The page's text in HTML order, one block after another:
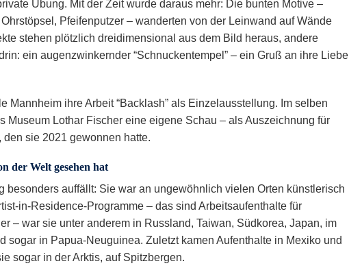
Übung. Mit der Zeit wurde daraus mehr: Die bunten Motive –
Pfeifenputzer – wanderten von der Leinwand auf Wände
stehen plötzlich dreidimensional aus dem Bild heraus, andere
ein augenzwinkernder “Schnuckentempel” – ein Gruß an ihre Liebe
Mannheim ihre Arbeit “Backlash” als Einzelausstellung. Im selben
Museum Lothar Fischer eine eigene Schau – als Auszeichnung für
sie 2021 gewonnen hatte.
der Welt gesehen hat
besonders auffällt: Sie war an ungewöhnlich vielen Orten künstlerisch
in-Residence-Programme – das sind Arbeitsaufenthalte für
– war sie unter anderem in Russland, Taiwan, Südkorea, Japan, im
sogar in Papua-Neuguinea. Zuletzt kamen Aufenthalte in Mexiko und
sogar in der Arktis, auf Spitzbergen.